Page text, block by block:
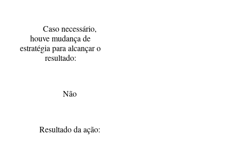
Caso necessário,
houve mudança de
estratégia para alcançar o
resultado:
Não
Resultado da ação: